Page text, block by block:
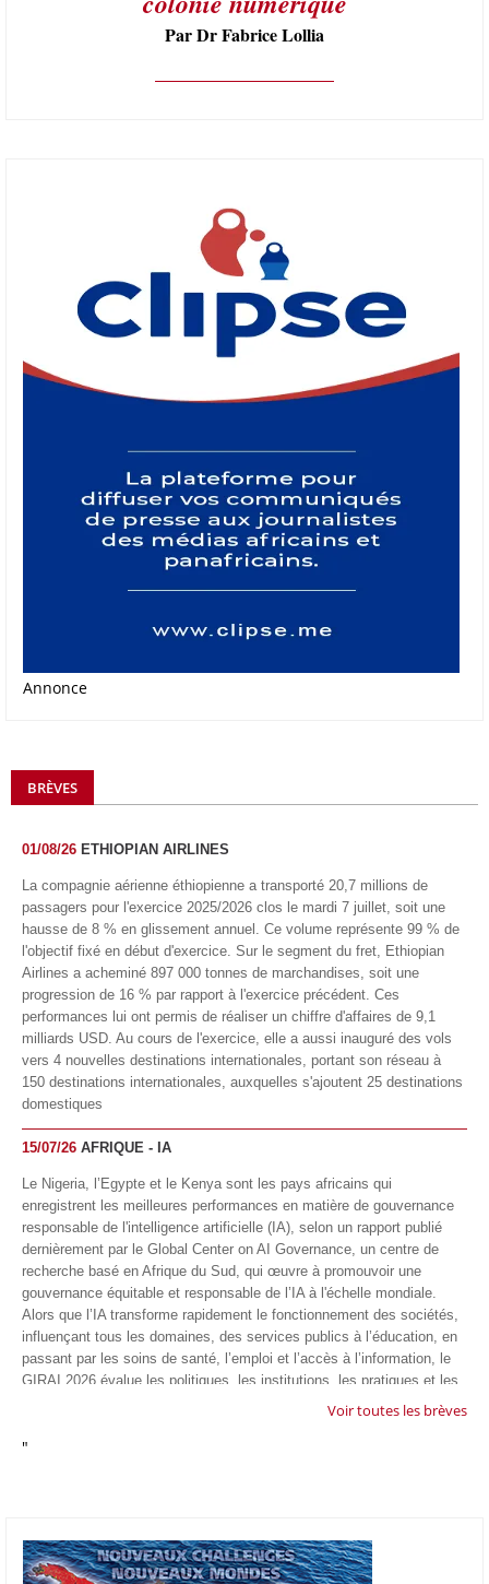
Par Dr Fabrice Lollia
Annonce
BRÈVES
01/08/26 ETHIOPIAN AIRLINES
La compagnie aérienne éthiopienne a transporté 20,7 millions de
passagers pour l'exercice 2025/2026 clos le mardi 7 juillet, soit une
hausse de 8 % en glissement annuel. Ce volume représente 99 % de
l'objectif fixé en début d'exercice. Sur le segment du fret, Ethiopian
Airlines a acheminé 897 000 tonnes de marchandises, soit une
progression de 16 % par rapport à l'exercice précédent. Ces
performances lui ont permis de réaliser un chiffre d'affaires de 9,1
milliards USD. Au cours de l'exercice, elle a aussi inauguré des vols
vers 4 nouvelles destinations internationales, portant son réseau à
150 destinations internationales, auxquelles s'ajoutent 25 destinations
domestiques
15/07/26 AFRIQUE - IA
Le Nigeria, l’Egypte et le Kenya sont les pays africains qui
enregistrent les meilleures performances en matière de gouvernance
responsable de l'intelligence artificielle (IA), selon un rapport publié
dernièrement par le Global Center on AI Governance, un centre de
recherche basé en Afrique du Sud, qui œuvre à promouvoir une
gouvernance équitable et responsable de l’IA à l'échelle mondiale.
Alors que l’IA transforme rapidement le fonctionnement des sociétés,
influençant tous les domaines, des services publics à l’éducation, en
passant par les soins de santé, l’emploi et l’accès à l’information, le
GIRAI 2026 évalue les politiques, les institutions, les pratiques et les
conditions générales de gouvernance qui favorisent un déploiement
technologie.
appliquée d'Afrique à À Accra, au Ghana. L'annonce a été faite
mercredi 1er juillet lors du premier Google Cloud Summit du groupe
Voir toutes les brèves
"